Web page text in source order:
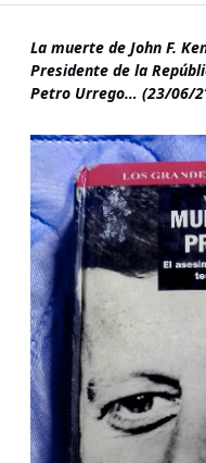
La muerte de John F.
Presidente de la
Petro Urrego… (23/06/